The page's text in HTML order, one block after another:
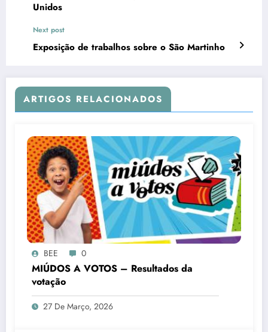
Unidos
Next post
Exposição de trabalhos sobre o São Martinho
ARTIGOS RELACIONADOS
BEE 0
MIÚDOS A VOTOS – Resultados da
votação
27 De Março, 2026